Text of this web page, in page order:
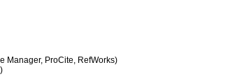
Manager, ProCite, RefWorks)